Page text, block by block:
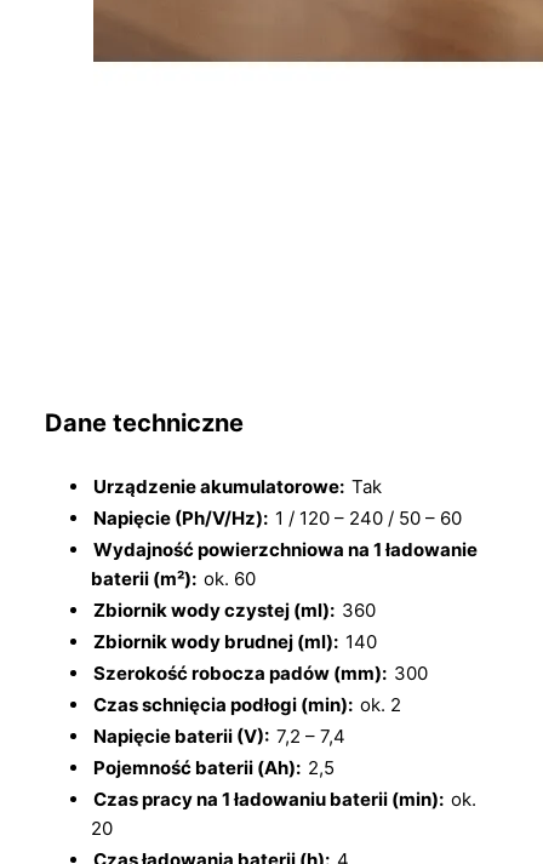
Dane techniczne
Urządzenie akumulatorowe: Tak
Napięcie (Ph/V/Hz): 1 / 120 – 240 / 50 – 60
Wydajność powierzchniowa na 1 ładowanie
baterii (m²): ok. 60
Zbiornik wody czystej (ml): 360
Zbiornik wody brudnej (ml): 140
Szerokość robocza padów (mm): 300
Czas schnięcia podłogi (min): ok. 2
Napięcie baterii (V): 7,2 – 7,4
Pojemność baterii (Ah): 2,5
Czas pracy na 1 ładowaniu baterii (min): ok.
20